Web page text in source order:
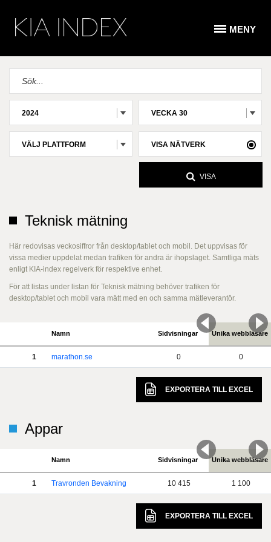
MENY
VISA
2024 VECKA 30
VÄLJ PLATTFORM VISA NÄTVERK
Teknisk mätning
Här redovisas veckosiffror från desktop/tablet och mobil. Det uppvisas för
vissa medier uppdelat medan trafiken för andra är ihopslaget. Samtliga mäts
enligt KIA-index regelverk för respektive enhet.
För att listas under listan för Teknisk mätning behöver trafiken för
desktop/tablet och mobil vara mätt med en och samma mätleverantör.
Namn Sidvisningar Unika webbläsare
1 marathon.se 0 0
EXPORTERA TILL EXCEL
Appar
Namn Sidvisningar Unika webbläsare
1 Travronden Bevakning 10 415 1 100
EXPORTERA TILL EXCEL